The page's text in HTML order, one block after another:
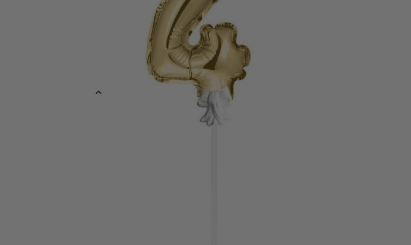
waterzakje in de ballon knappen en schud de ballon een paar seconden. Hierdoor ontstaat er
een reactie en de ballon zal daardoor in perfecte vorm worden opgeblazen en afgesloten.
Hierna het stokje en strikje aan de ballon bevestigen. Je kan met deze ballonnen de leeftijd
van een jarige jop, een trouwdatum of met Oud & Nieuw het jaartal uitbeelden. Tip: gebruik
het als een taart of cake topper!
8788911149927